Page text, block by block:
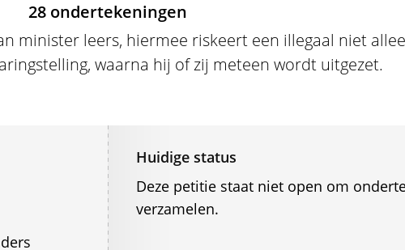
28 ondertekeningen
minister leers, hiermee riskeert een illegaal niet
waarna hij of zij meteen wordt uitgezet.
Huidige status
Deze petitie staat niet open om
verzamelen.